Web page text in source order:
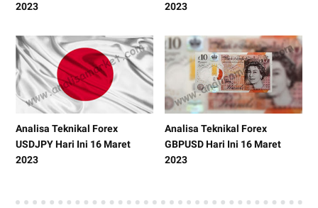
2023 2023
Analisa Teknikal Forex
USDJPY Hari Ini 16 Maret
2023
Analisa Teknikal Forex
GBPUSD Hari Ini 16 Maret
2023